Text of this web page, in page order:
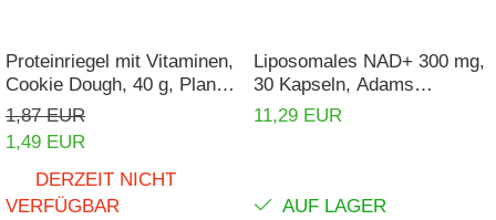
Proteinriegel mit Vitaminen,
Cookie Dough, 40 g, Planet
Fit
1,87 EUR
1,49 EUR
DERZEIT NICHT
VERFÜGBAR
Liposomales NAD+ 300 mg,
30 Kapseln, Adams
Supplements
11,29 EUR
AUF LAGER